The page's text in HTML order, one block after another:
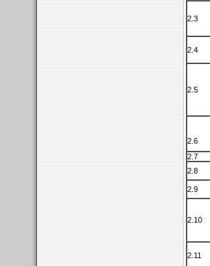
2.3
2.4
2.5
2.6
2.7
2.8
2.9
2.10
2.11